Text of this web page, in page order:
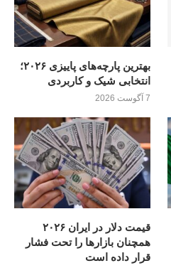
بهترین پارچه‌های پاییزی ۲۰۲۶؛
انتخابی شیک و کاربردی
7 آگوست 2026
قیمت دلار در ایران ۲۰۲۶
همچنان بازارها را تحت فشار
قرار داده است